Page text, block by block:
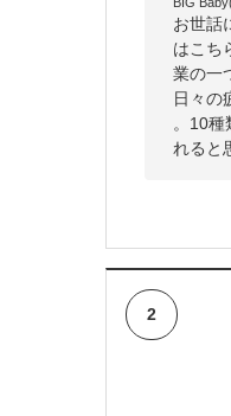
お世話
はこち
業の一
日々の
。10種
れると
2